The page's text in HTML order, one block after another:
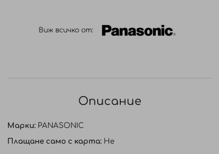
Виж всичко от:
Описание
Марки: PANASONIC
Плащане само с карта: Не